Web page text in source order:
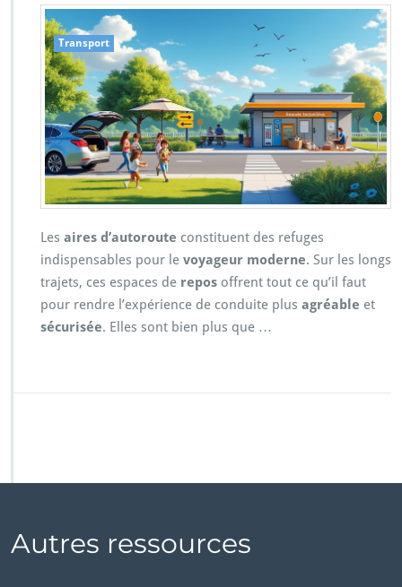
Transport
Les aires d’autoroute constituent des refuges
indispensables pour le voyageur moderne. Sur les longs
trajets, ces espaces de repos offrent tout ce qu’il faut
pour rendre l’expérience de conduite plus agréable et
sécurisée. Elles sont bien plus que …
Autres ressources